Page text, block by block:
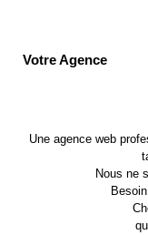
Votre Agence
Une agence web
Nous ne